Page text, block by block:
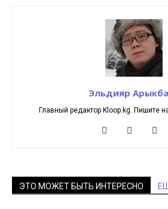
Эльдияр
Главный редактор Kloop.kg. Пишите
ЭТО МОЖЕТ БЫТЬ ИНТЕРЕСНО